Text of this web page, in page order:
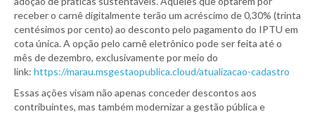
receber o carnê digitalmente terão um acréscimo de 0,30% (trinta
centésimos por cento) ao desconto pelo pagamento do IPTU em
cota única. A opção pelo carnê eletrônico pode ser feita até o
mês de dezembro, exclusivamente por meio do
link: https://marau.msgestaopublica.cloud/atualizacao-cadastro
Essas ações visam não apenas conceder descontos aos
contribuintes, mas também modernizar a gestão pública e